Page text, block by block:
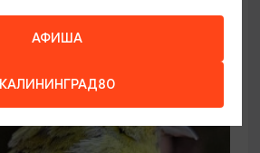
АФИША
КАЛИНИНГРАД80